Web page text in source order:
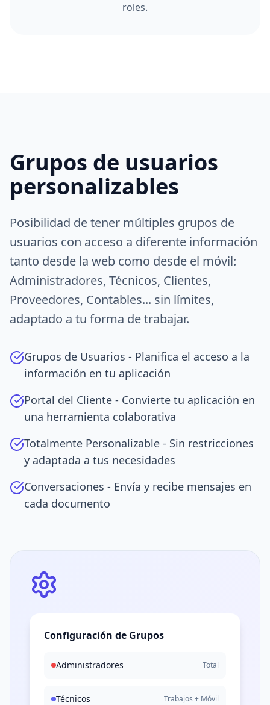
roles.
Grupos de usuarios
personalizables
Posibilidad de tener múltiples grupos de
usuarios con acceso a diferente información
tanto desde la web como desde el móvil:
Administradores, Técnicos, Clientes,
Proveedores, Contables... sin límites,
adaptado a tu forma de trabajar.
Grupos de Usuarios - Planifica el acceso a la
información en tu aplicación
Portal del Cliente - Convierte tu aplicación en
una herramienta colaborativa
Totalmente Personalizable - Sin restricciones
y adaptada a tus necesidades
Conversaciones - Envía y recibe mensajes en
cada documento
Configuración de Grupos
Administradores Total
Técnicos Trabajos + Móvil